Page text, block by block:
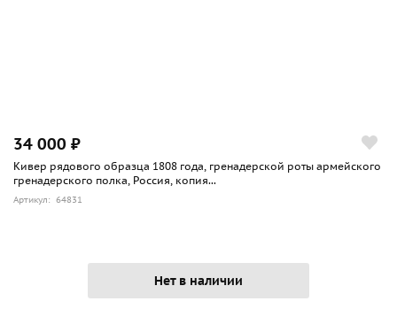
34 000 ₽
Кивер рядового образца 1808 года, гренадерской роты армейского
гренадерского полка, Россия, копия...
Артикул: 64831
Нет в наличии